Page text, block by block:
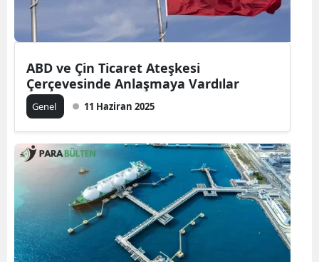
ABD ve Çin Ticaret Ateşkesi
Çerçevesinde Anlaşmaya Vardılar
Genel 11 Haziran 2025